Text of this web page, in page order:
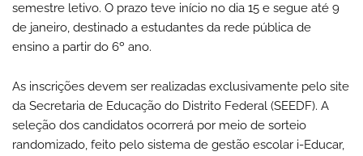
semestre letivo. O prazo teve início no dia 15 e segue até 9
de janeiro, destinado a estudantes da rede pública de
ensino a partir do 6º ano.
As inscrições devem ser realizadas exclusivamente pelo site
da Secretaria de Educação do Distrito Federal (SEEDF). A
seleção dos candidatos ocorrerá por meio de sorteio
randomizado, feito pelo sistema de gestão escolar i-Educar,